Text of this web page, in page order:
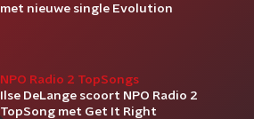
met nieuwe single Evolution
NPO Radio 2 TopSongs
Ilse DeLange scoort NPO Radio 2
TopSong met Get It Right